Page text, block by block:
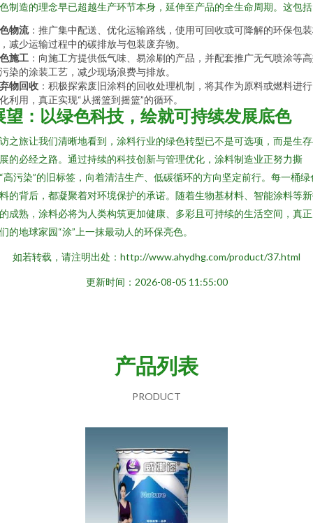
制造的理念早已超越生产环节本身，延伸至产品的全生命周期。这包
物流：推广集中配送、优化运输路线，使用可回收或可降解的环保包
减少运输过程中的碳排放与包装废弃物。
施工 ：向施工方提供低气味、易涂刷的产品，并配套推广无气喷涂等
染的涂装工艺，减少现场浪费与排放。
物回收 ：积极探索废旧涂料的回收处理机制，将其作为原料或燃料进
利用，真正实现“从摇篮到摇篮”的循环。
望：以绿色科技，绘就可持续发展底色
之旅让我们清晰地看到，涂料行业的绿色转型已不是可选项，而是生
的必经之路。通过持续的科技创新与管理优化，涂料制造业正努力撕
高污染”的旧标签，向着清洁生产、低碳循环的方向坚定前行。每一桶绿
的背后，都凝聚着对环境保护的承诺。随着生物基材料、智能涂料等
成熟，涂料必将为人类构筑更加健康、多彩且可持续的生活空间，真
的地球家园“涂”上一抹最动人的环保亮色。
如若转载，请注明出处：http://www.ahydhg.com/product/37.html
更新时间：2026-08-05 11:55:00
产品列表
PRODUCT